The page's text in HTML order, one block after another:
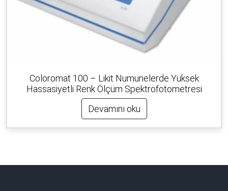
Coloromat 100 – Likit Numunelerde Yüksek
Hassasiyetli Renk Ölçüm Spektrofotometresi
Devamını oku